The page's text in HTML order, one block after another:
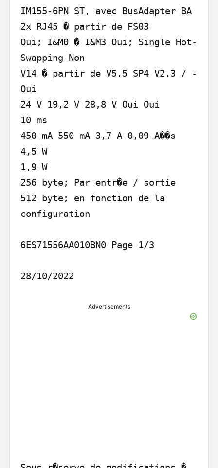
IM155-6PN ST, avec BusAdapter BA
2x RJ45 � partir de FS03
Oui; I&M0 � I&M3 Oui; Single Hot-
Swapping Non
V14 � partir de V5.5 SP4 V2.3 / -
Oui
24 V 19,2 V 28,8 V Oui Oui
10 ms
450 mA 550 mA 3,7 A 0,09 A��s
4,5 W
1,9 W
256 byte; Par entr�e / sortie
512 byte; en fonction de la
configuration
6ES71556AA010BN0 Page 1/3
28/10/2022
Advertisements